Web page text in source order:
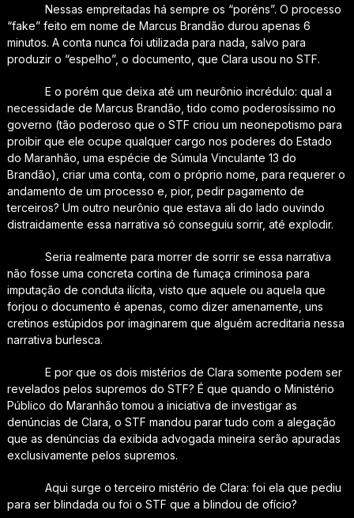
Nessas empreitadas há sempre os “poréns”. O processo
“fake” feito em nome de Marcus Brandão durou apenas 6
minutos. A conta nunca foi utilizada para nada, salvo para
produzir o “espelho”, o documento, que Clara usou no STF.
E o porém que deixa até um neurônio incrédulo: qual a
necessidade de Marcus Brandão, tido como poderosíssimo no
governo (tão poderoso que o STF criou um neonepotismo para
proibir que ele ocupe qualquer cargo nos poderes do Estado
do Maranhão, uma espécie de Súmula Vinculante 13 do
Brandão), criar uma conta, com o próprio nome, para requerer o
andamento de um processo e, pior, pedir pagamento de
terceiros? Um outro neurônio que estava ali do lado ouvindo
distraidamente essa narrativa só conseguiu sorrir, até explodir.
Seria realmente para morrer de sorrir se essa narrativa
não fosse uma concreta cortina de fumaça criminosa para
imputação de conduta ilícita, visto que aquele ou aquela que
forjou o documento é apenas, como dizer amenamente, uns
cretinos estúpidos por imaginarem que alguém acreditaria nessa
narrativa burlesca.
E por que os dois mistérios de Clara somente podem ser
revelados pelos supremos do STF? É que quando o Ministério
Público do Maranhão tomou a iniciativa de investigar as
denúncias de Clara, o STF mandou parar tudo com a alegação
que as denúncias da exibida advogada mineira serão apuradas
exclusivamente pelos supremos.
Aqui surge o terceiro mistério de Clara: foi ela que pediu
para ser blindada ou foi o STF que a blindou de ofício?